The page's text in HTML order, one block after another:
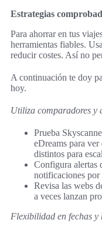
Estrategias
Para ahorrar en tus
herramientas fiables.
reducir costes. Así no
A continuación te doy
hoy.
Utiliza comparadores y
Prueba
eDreams para
distintos para
Configura alertas
notificaciones por
Revisa las webs
a veces lanzan
Flexibilidad en fechas y